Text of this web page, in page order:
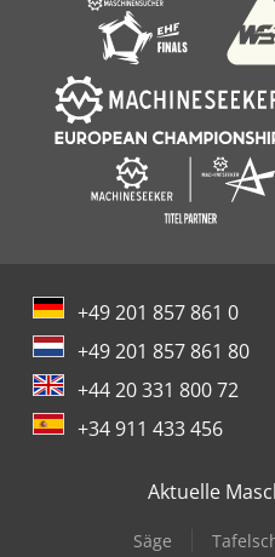
+49 201 857 861 0
+49 201 857 861 80
+44 20 331 800 72
+34 911 433 456
Aktuelle
Säge